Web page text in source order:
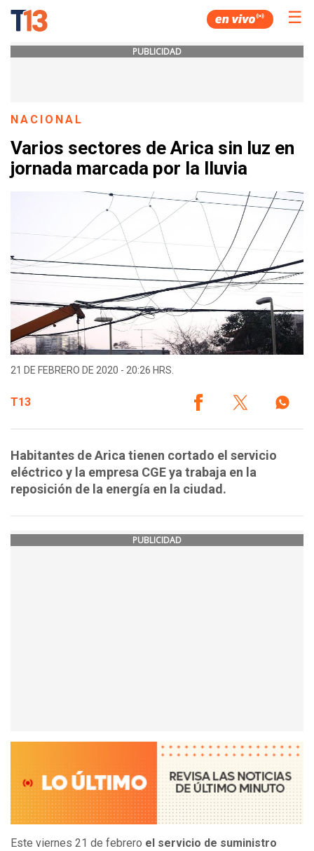
☰
PUBLICIDAD
NACIONAL
Varios sectores de Arica sin luz en
jornada marcada por la lluvia
21 DE FEBRERO DE 2020 - 20:26 HRS.
T13
Habitantes de Arica tienen cortado el servicio
eléctrico y la empresa CGE ya trabaja en la
reposición de la energía en la ciudad.
PUBLICIDAD
Este viernes 21 de febrero el servicio de suministro